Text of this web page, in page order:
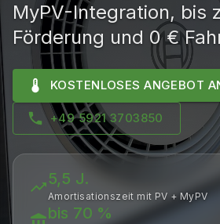
MyPV-Integration, bis
Förderung und 0 €
KOSTENLOSES ANGEBOT
+49 5921 3703850
5,5 J.
Amortisationszeit mit PV + MyPV
bis 70 %